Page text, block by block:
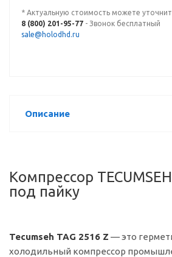
* Актуальную стоимость можете
8 (800) 201-95-77 - Звонок бесплатный
sale@holodhd.ru
Описание
Компрессор
под пайку
Tecumseh TAG 2516 Z — это
холодильный компрессор